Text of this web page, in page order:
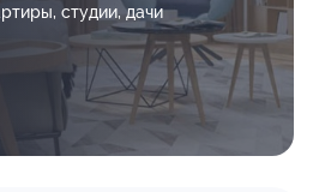
студии, дачи